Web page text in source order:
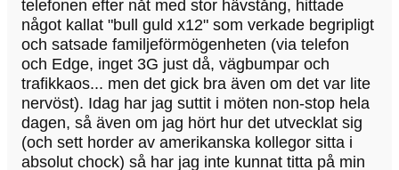
telefonen efter nåt med stor hävstång, hittade
något kallat "bull guld x12" som verkade begripligt
och satsade familjeförmögenheten (via telefon
och Edge, inget 3G just då, vägbumpar och
trafikkaos... men det gick bra även om det var lite
nervöst). Idag har jag suttit i möten non-stop hela
dagen, så även om jag hört hur det utvecklat sig
(och sett horder av amerikanska kollegor sitta i
absolut chock) så har jag inte kunnat titta på min